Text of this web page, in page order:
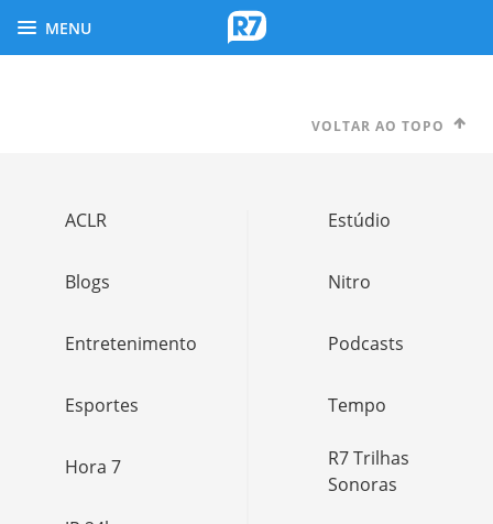
MENU
VOLTAR AO TOPO
ACLR
Blogs
Entretenimento
Esportes
Hora 7
Estúdio
Nitro
Podcasts
Tempo
R7 Trilhas
Sonoras